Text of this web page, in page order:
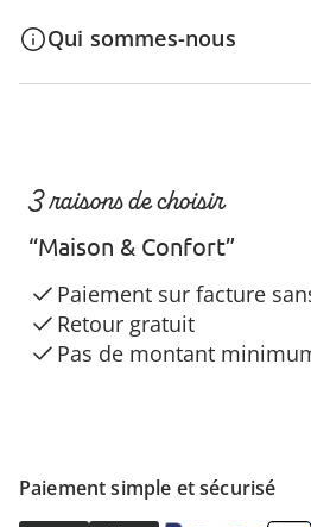
Qui sommes-nous
Paiement simple et sécurisé
3 raisons de choisir
“Maison & Confort”
Paiement sur facture
Retour gratuit
Pas de montant